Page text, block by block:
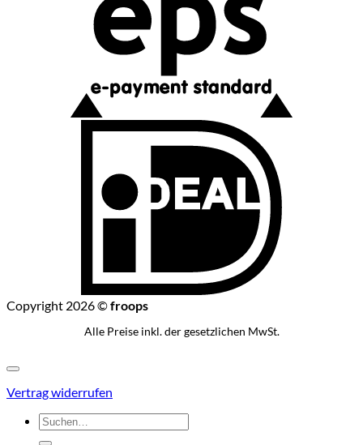
Copyright 2026 ©froops
Alle Preise inkl. der gesetzlichen MwSt.
Vertrag widerrufen
Suchen
nach: